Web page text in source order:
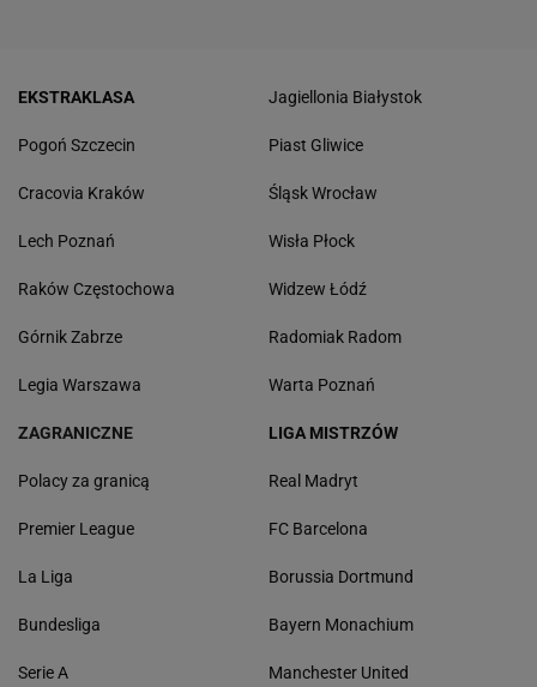
EKSTRAKLASA
Pogoń Szczecin
Cracovia Kraków
Lech Poznań
Raków Częstochowa
Górnik Zabrze
Legia Warszawa
Jagiellonia Białystok
Piast Gliwice
Śląsk Wrocław
Wisła Płock
Widzew Łódź
Radomiak Radom
Warta Poznań
ZAGRANICZNE
Polacy za granicą
Premier League
La Liga
Bundesliga
Serie A
LIGA MISTRZÓW
Real Madryt
FC Barcelona
Borussia Dortmund
Bayern Monachium
Manchester United